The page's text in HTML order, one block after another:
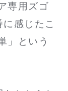
専用ズゴ
感じたこ
」という